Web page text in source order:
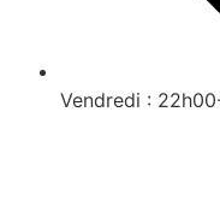
Vendredi :